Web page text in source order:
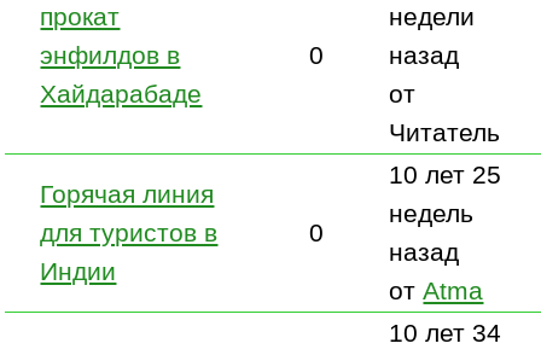
прокат
энфилдов в
Хайдарабаде
0
недели
назад
от
Читатель
Горячая линия
для туристов в
Индии
0
10 лет 25
недель
назад
отAtma
10 лет 34